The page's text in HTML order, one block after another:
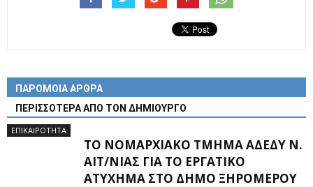
ΠΑΡΟΜΟΙΑ ΑΡΘΡΑ
ΠΕΡΙΣΣΟΤΕΡΑ ΑΠΟ ΤΟΝ ΔΗΜΙΟΥΡΓΟ
ΕΠΙΚΑΙΡΟΤΗΤΑ
ΤΟ ΝΟΜΑΡΧΙΑΚΌ ΤΜΉΜΑ ΑΔΕΔΥ Ν.
ΑΙΤ/ΝΊΑΣ ΓΙΑ ΤΟ ΕΡΓΑΤΙΚΌ
ΑΤΎΧΗΜΑ ΣΤΟ ΔΉΜΟ ΞΗΡΟΜΈΡΟΥ